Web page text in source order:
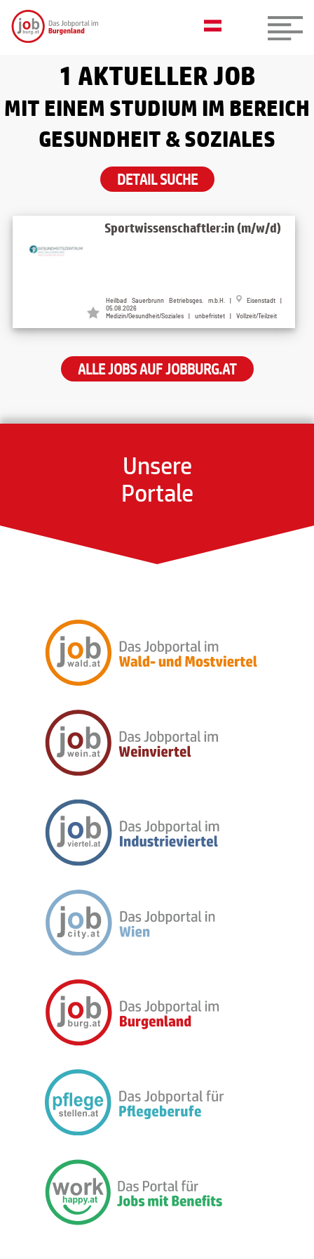
1 AKTUELLER JOB
MIT EINEM STUDIUM IM BEREICH
GESUNDHEIT & SOZIALES
DETAIL SUCHE
Sportwissenschaftler:in (m/w/d)
Heilbad Sauerbrunn Betriebsges. m.b.H. Eisenstadt
05.08.2026
Medizin/Gesundheit/Soziales | unbefristet | Vollzeit/Teilzeit
ALLE JOBS AUF JOBBURG.AT
Unsere
Portale